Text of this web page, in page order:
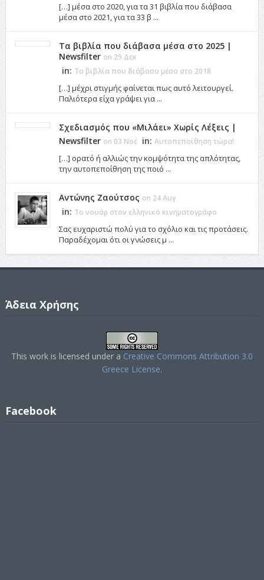
[…] μέσα στο 2020, για τα 31 βιβλία που διάβασα
μέσα στο 2021, για τα 33 β ...
Τα βιβλία που διάβασα μέσα στο 2025 |
Newsfilter on 29 Δεκ
in: Τα βιβλία που διάβασα μέσα στο 2018
[…] μέχρι στιγμής φαίνεται πως αυτό λειτουργεί.
Παλιότερα είχα γράψει για ...
Σχεδιασμός που «Μιλάει» Χωρίς Λέξεις |
Newsfilter on 03 Νοέ in: Αυτοπεποίθηση τώρα!
[…] ορατό ή αλλιώς την κομψότητα της απλότητας,
την αυτοπεποίθηση της ποιό ...
Αντώνης Ζαούτσος on 24 Αυγ
in: Το νουάρ στον ελληνικό κινηματογράφο
Σας ευχαριστώ πολύ για το σχόλιο και τις προτάσεις.
Παραδέχομαι ότι οι γνώσεις μ ...
Άδεια Χρήσης
This work is licensed under a Creative Commons Attribution 3.0
Greece License.
Facebook